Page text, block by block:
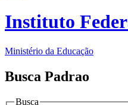
Instituto
Ministério da Educação
Busca Padrao
Busca